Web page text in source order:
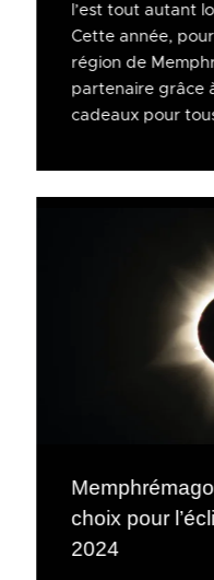
l’est tout autant
Cette année,
région de
partenaire grâce
cadeaux pour
choix pour
2024